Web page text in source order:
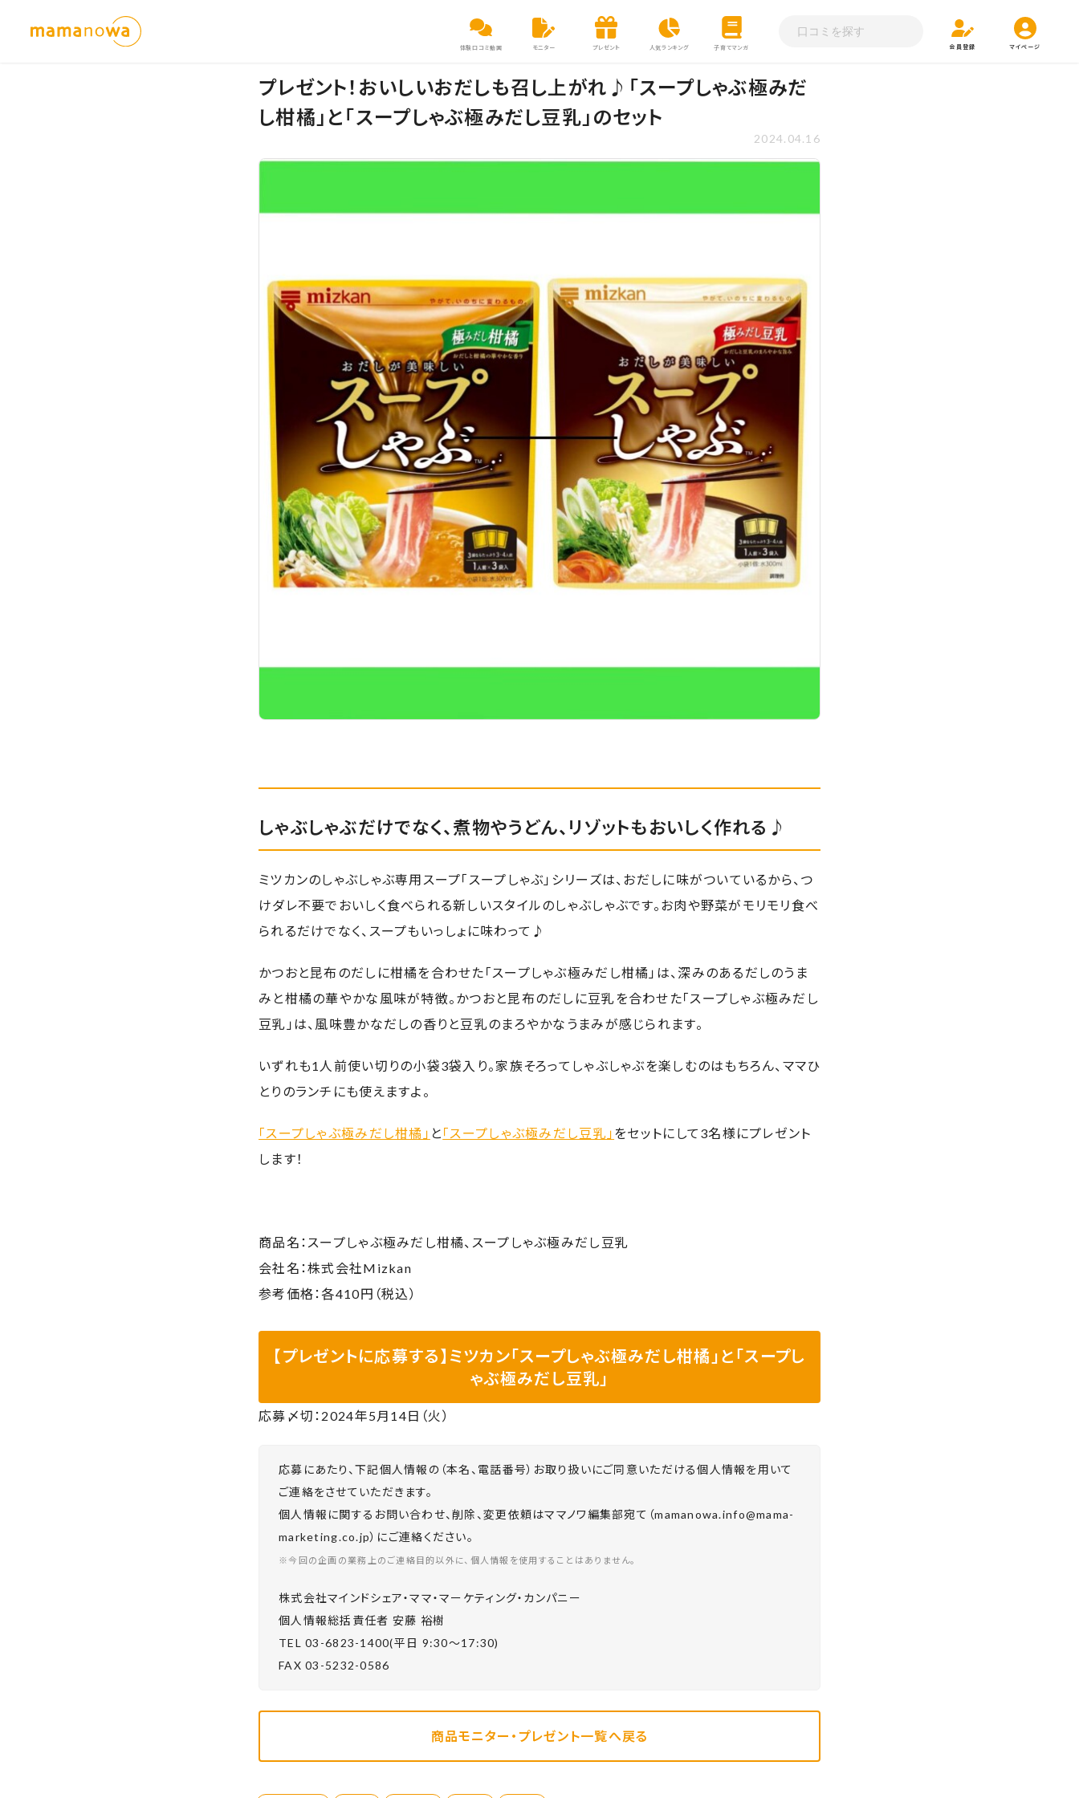
体験口コミ動画 モニター プレゼント 人気ランキング 子育てマンガ 会員登録 マイページ
プレゼント！おいしいおだしも召し上がれ♪「スープしゃぶ極みだ
し柑橘」と「スープしゃぶ極みだし豆乳」のセット
2024.04.16
しゃぶしゃぶだけでなく、煮物やうどん、リゾットもおいしく作れる♪
ミツカンのしゃぶしゃぶ専用スープ「スープしゃぶ」シリーズは、おだしに味がついているから、つ
けダレ不要でおいしく食べられる新しいスタイルのしゃぶしゃぶです。お肉や野菜がモリモリ食べ
られるだけでなく、スープもいっしょに味わって♪
かつおと昆布のだしに柑橘を合わせた「スープしゃぶ極みだし柑橘」は、深みのあるだしのうま
みと柑橘の華やかな風味が特徴。かつおと昆布のだしに豆乳を合わせた「スープしゃぶ極みだし
豆乳」は、風味豊かなだしの香りと豆乳のまろやかなうまみが感じられます。
いずれも1人前使い切りの小袋3袋入り。家族そろってしゃぶしゃぶを楽しむのはもちろん、ママひ
とりのランチにも使えますよ。
「スープしゃぶ極みだし柑橘」 と 「スープしゃぶ極みだし豆乳」 をセットにして3名様にプレゼント
します！
商品名：スープしゃぶ極みだし柑橘、スープしゃぶ極みだし豆乳
会社名：株式会社Mizkan
参考価格：各410円（税込）
【プレゼントに応募する】ミツカン「スープしゃぶ極みだし柑橘」と「スープし
ゃぶ極みだし豆乳」
応募〆切：2024年5月14日（火）
応募にあたり、下記個人情報の（本名、電話番号）お取り扱いにご同意いただける個人情報を用いて
ご連絡をさせていただきます。
個人情報に関するお問い合わせ、削除、変更依頼はママノワ編集部宛て（mamanowa.info@mama-
marketing.co.jp）にご連絡ください。
※今回の企画の業務上のご連絡目的以外に、個人情報を使用することはありません。
株式会社マインドシェア・ママ・マーケティング・カンパニー
個⼈情報総括責任者 安藤 裕樹
TEL 03-6823-1400(平⽇ 9:30〜17:30)
FAX 03-5232-0586
商品モニター・プレゼント一覧へ戻る